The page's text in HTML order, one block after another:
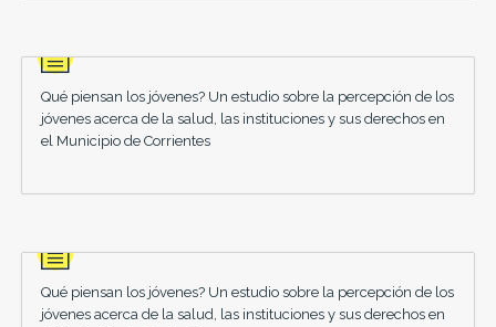
Qué piensan los jóvenes? Un estudio sobre la percepción de los
jóvenes acerca de la salud, las instituciones y sus derechos en
el Municipio de Corrientes
Qué piensan los jóvenes? Un estudio sobre la percepción de los
jóvenes acerca de la salud, las instituciones y sus derechos en